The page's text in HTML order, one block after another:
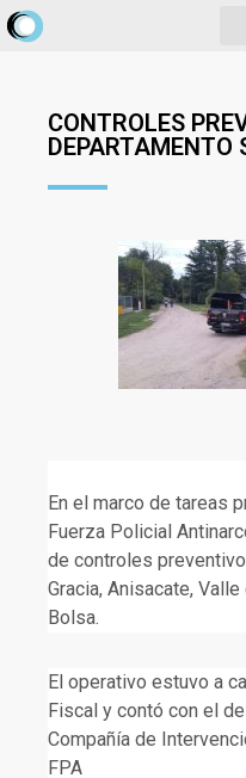
CONTROLES
En el marco de tareas
Fuerza Policial
de controles
Gracia, Anisacate,
Bolsa.
El operativo estuvo a
Fiscal y contó con el
Compañía de
FPA